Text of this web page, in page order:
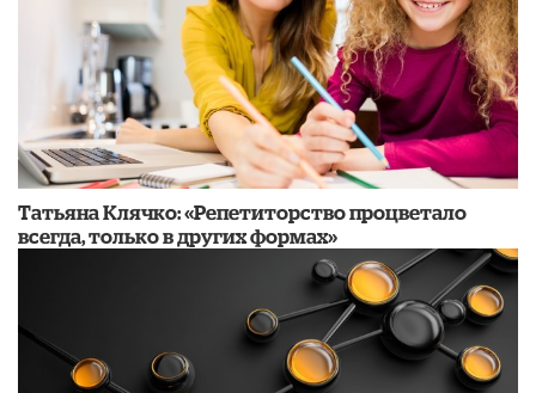
​Татьяна Клячко: «Репетиторство процветало
всегда, только в других формах»